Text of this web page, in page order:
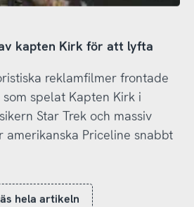
kapten Kirk för att lyfta
reklamfilmer frontade
spelat Kapten Kirk i
Star Trek och massiv
amerikanska Priceline snabbt
hela artikeln